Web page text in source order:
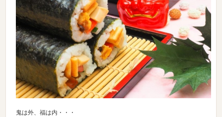
鬼は外、福は内・・・